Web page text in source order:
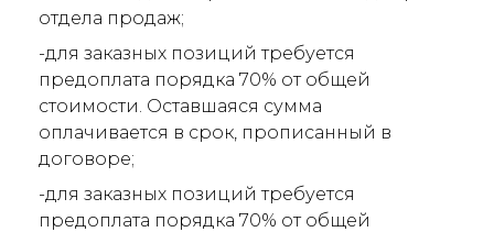
отдела продаж;
-для заказных позиций требуется
предоплата порядка 70% от общей
стоимости. Оставшаяся сумма
оплачивается в срок, прописанный в
договоре;
-для заказных позиций требуется
предоплата порядка 70% от общей